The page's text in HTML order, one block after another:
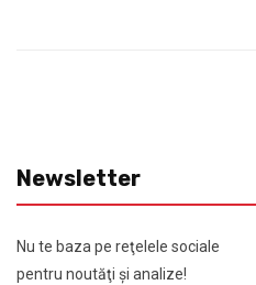
Newsletter
Nu te baza pe reţelele sociale
pentru noutăţi şi analize!